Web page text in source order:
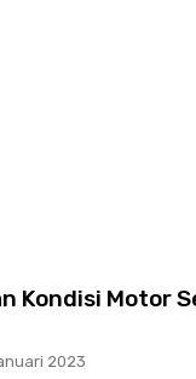
Kondisi Motor
2023